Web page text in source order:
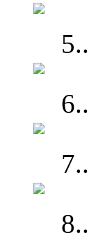
5..
6..
7..
8..